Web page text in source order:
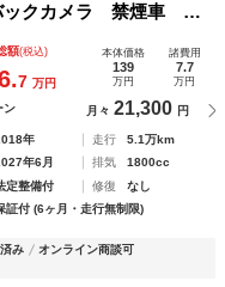
ックカメラ 禁煙車 レ
衝突軽減ブレーキ Ｂ
インドスポットモニタ
額(税込)
7 万円
本体価格
139
万円
諸費用
7.7
万円
ン 月々 21,300 円
年 走行
5.1万km
年6月 排気
1800cc
定整備付 修復
なし
証付 (6ヶ月・走行無制限)
み
オンライン商談可